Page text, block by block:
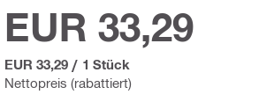
Nettopreis (rabattiert)
EUR 33,29
EUR 33,29 / 1 Stück